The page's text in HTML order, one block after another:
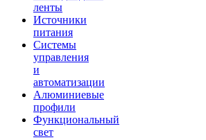
ленты
Источники
питания
Системы
управления
и
автоматизации
Алюминиевые
профили
Функциональный
свет